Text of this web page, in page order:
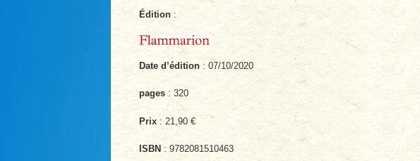
Édition :
Date d’édition : 07/10/2020
pages: 320
Prix : 21,90 €
ISBN : 9782081510463